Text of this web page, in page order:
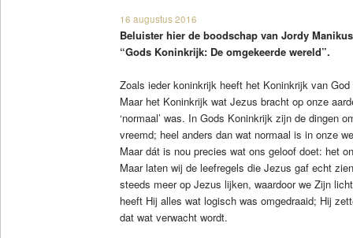
16 augustus 2016
Beluister hier de boodschap van Jordy
“Gods Koninkrijk: De omgekeerde wereld”.
Zoals ieder koninkrijk heeft het Koninkrijk van
Maar het Koninkrijk wat Jezus bracht op onze
‘normaal’ was. In Gods Koninkrijk zijn de dingen
vreemd; heel anders dan wat normaal is in onze
Maar dát is nou precies wat ons geloof doet: het
Maar laten wij de leefregels die Jezus gaf echt
steeds meer op Jezus lijken, waardoor we Zijn
heeft Hij alles wat logisch was omgedraaid; Hij
dat wat verwacht wordt.